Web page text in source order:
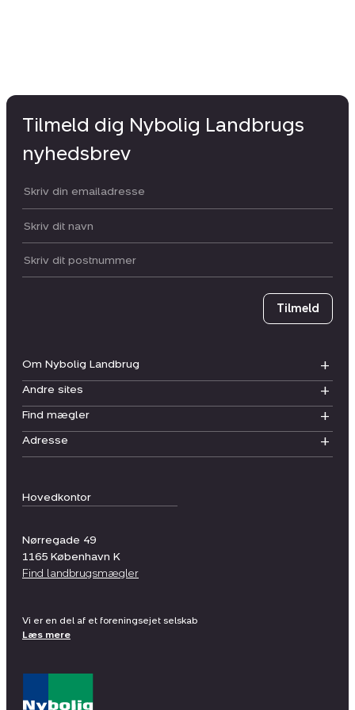
Hovedkontor
Nørregade 49
1165 København K
Find landbrugsmægler
Om Nybolig Landbrug
Andre sites
Find mægler
Adresse
Tilmeld dig Nybolig Landbrugs
nyhedsbrev
Din email:
Dit navn:
Postnummer
Tilmeld
Vi er en del af et foreningsejet selskab
Læs mere